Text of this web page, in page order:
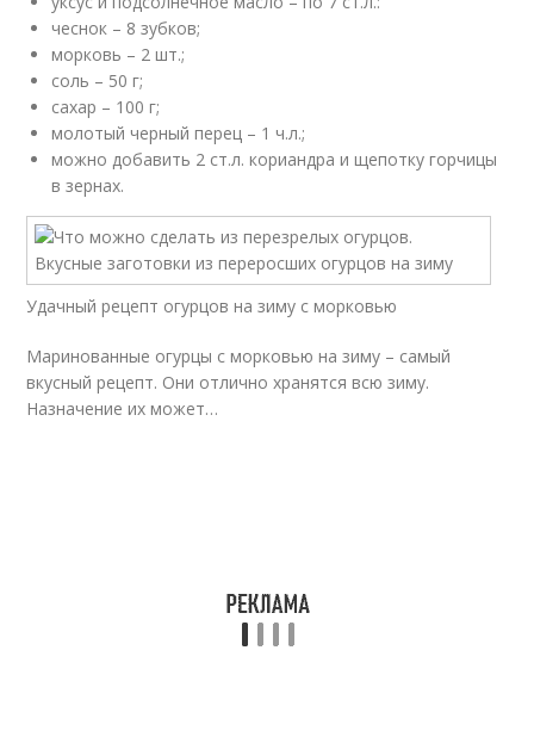
чеснок – 8 зубков;
морковь – 2 шт.;
соль – 50 г;
сахар – 100 г;
молотый черный перец – 1 ч.л.;
можно добавить 2 ст.л. кориандра и щепотку горчицы
в зернах.
Удачный рецепт огурцов на зиму с морковью
Маринованные огурцы с морковью на зиму – самый
вкусный рецепт. Они отлично хранятся всю зиму.
Назначение их может…